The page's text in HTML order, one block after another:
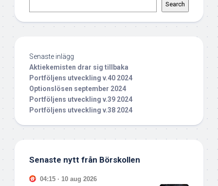
Search
Senaste inlägg
Aktiekemisten drar sig tillbaka
Portföljens utveckling v.40 2024
Optionslösen september 2024
Portföljens utveckling v.39 2024
Portföljens utveckling v.38 2024
Senaste nytt från Börskollen
04:15 · 10 aug 2026